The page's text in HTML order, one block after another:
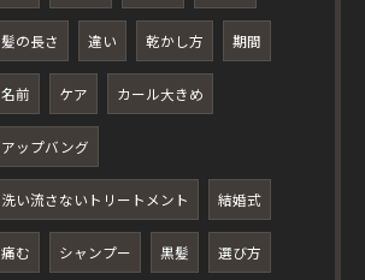
髪の長さ 違い 乾かし方 期間
名前 ケア カール大きめ
アップバング
洗い流さないトリートメント 結婚式
痛む シャンプー 黒髪 選び方